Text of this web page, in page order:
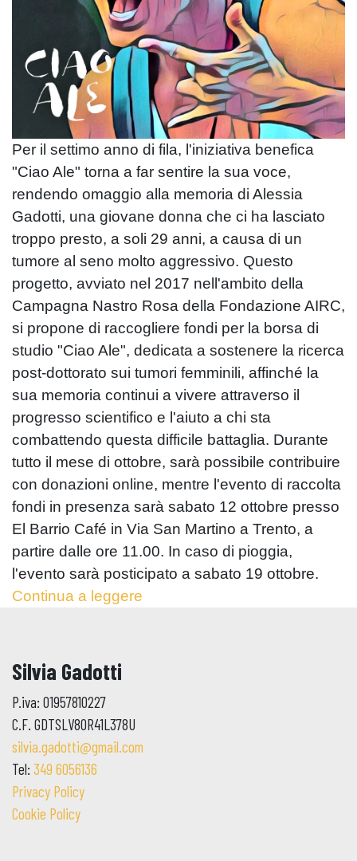
Per il settimo anno di fila, l'iniziativa benefica
"Ciao Ale" torna a far sentire la sua voce,
rendendo omaggio alla memoria di Alessia
Gadotti, una giovane donna che ci ha lasciato
troppo presto, a soli 29 anni, a causa di un
tumore al seno molto aggressivo. Questo
progetto, avviato nel 2017 nell'ambito della
Campagna Nastro Rosa della Fondazione AIRC,
si propone di raccogliere fondi per la borsa di
studio "Ciao Ale", dedicata a sostenere la ricerca
post-dottorato sui tumori femminili, affinché la
sua memoria continui a vivere attraverso il
progresso scientifico e l'aiuto a chi sta
combattendo questa difficile battaglia. Durante
tutto il mese di ottobre, sarà possibile contribuire
con donazioni online, mentre l'evento di raccolta
fondi in presenza sarà sabato 12 ottobre presso
El Barrio Café in Via San Martino a Trento, a
partire dalle ore 11.00. In caso di pioggia,
l'evento sarà posticipato a sabato 19 ottobre.
Continua a leggere
Silvia Gadotti
P.iva: 01957810227
C.F. GDTSLV80R41L378U
silvia.gadotti@gmail.com
Tel: 349 6056136
Privacy Policy
Cookie Policy